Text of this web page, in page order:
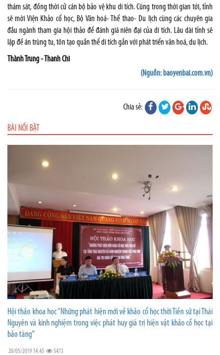
thám sát, đồng thời cử cán bộ bảo vệ khu di tích. Cũng trong thời gian tới, tỉnh
sẽ mời Viện Khảo cổ học, Bộ Văn hoá- Thể thao- Du lịch cùng các chuyên gia
đầu ngành tham gia hội thảo để đánh giá niên đại của di tích. Lâu dài tỉnh sẽ
lập đề án trùng tu, tôn tạo quần thể di tích gắn với phát triển văn hoá, du lịch.
Thành Trung - Thanh Chi
(Nguồn: baoyenbai.com.vn)
Chia sẻ:
BÀI NỔI BẬT
Hội thảo khoa học “Những phát hiện mới về khảo cổ học thời Tiền sử tại Thái
Nguyên và kinh nghiệm trong việc phát huy giá trị hiện vật khảo cổ học tại
bảo tàng”
20/05/2019 14:45 5473